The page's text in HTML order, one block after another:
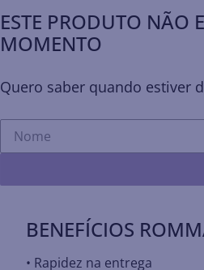
ESTE PRODUTO NÃO
MOMENTO
Quero saber quando estiver
BENEFÍCIOS
• Rapidez na entrega